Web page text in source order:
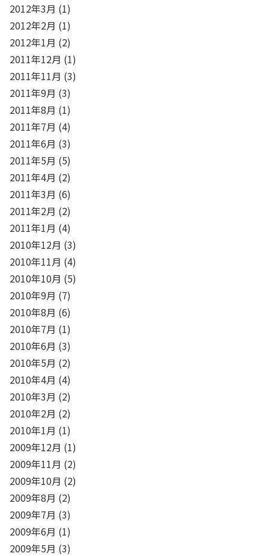
2012年3月 (1)
2012年2月 (1)
2012年1月 (2)
2011年12月 (1)
2011年11月 (3)
2011年9月 (3)
2011年8月 (1)
2011年7月 (4)
2011年6月 (3)
2011年5月 (5)
2011年4月 (2)
2011年3月 (6)
2011年2月 (2)
2011年1月 (4)
2010年12月 (3)
2010年11月 (4)
2010年10月 (5)
2010年9月 (7)
2010年8月 (6)
2010年7月 (1)
2010年6月 (3)
2010年5月 (2)
2010年4月 (4)
2010年3月 (2)
2010年2月 (2)
2010年1月 (1)
2009年12月 (1)
2009年11月 (2)
2009年10月 (2)
2009年8月 (2)
2009年7月 (3)
2009年6月 (1)
2009年5月 (3)